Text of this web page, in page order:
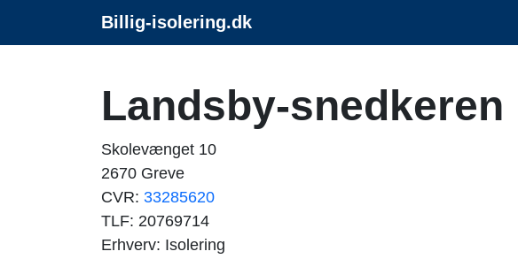
Billig-isolering.dk
Landsby-snedkeren
Skolevænget 10
2670 Greve
CVR: 33285620
TLF: 20769714
Erhverv: Isolering